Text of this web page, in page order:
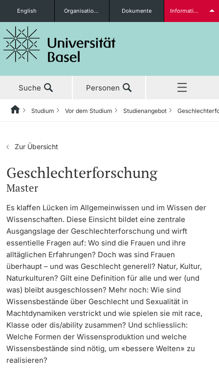
Studieninteressierte
weitere Informationen
Doktorierende
Fördernde & Alumni
English Organisationseinheiten Dokumente Informationen für...
Suche Personen
Aktuell
Studium
Studium
Vor dem Studium
Studienangebot
Anmeldung & Zulassung
Termine & Fristen
Informationen, Veranstaltungen & Schnuppern
Studienberatung
Studienfachberatung
Fünf Gründe, in Basel zu studieren
Im Studium
Forschung
Lehre
Weiterbildung
Universität
HomeZurückStudium Vor dem Studium Studienangebot
Zur Übersicht
Geschlechterforschung
Master
Es klaffen Lücken im Allgemeinwissen und im Wissen der
Wissenschaften. Diese Einsicht bildet eine zentrale
Ausgangslage der Geschlechterforschung und wirft
essentielle Fragen auf: Wo sind die Frauen und ihre
alltäglichen Erfahrungen? Doch was sind Frauen
überhaupt – und was Geschlecht generell? Natur, Kultur,
Naturkulturen? Gilt eine Definition für alle und wer (und
was) bleibt ausgeschlossen? Mehr noch: Wie sind
Wissensbestände über Geschlecht und Sexualität in
Machtdynamiken verstrickt und wie spielen sie mit race,
Klasse oder dis/ability zusammen? Und schliesslich:
Welche Formen der Wissensproduktion und welche
Wissensbestände sind nötig, um «bessere Welten» zu
realisieren?